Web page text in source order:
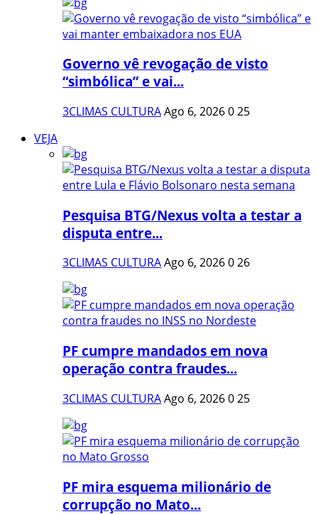
Governo vê revogação de visto
“simbólica” e vai...
3CLIMAS CULTURAAgo 6, 2026025
VEJA
Pesquisa BTG/Nexus volta a testar a
disputa entre...
3CLIMAS CULTURAAgo 6, 2026026
PF cumpre mandados em nova
operação contra fraudes...
3CLIMAS CULTURAAgo 6, 2026025
PF mira esquema milionário de
corrupção no Mato...